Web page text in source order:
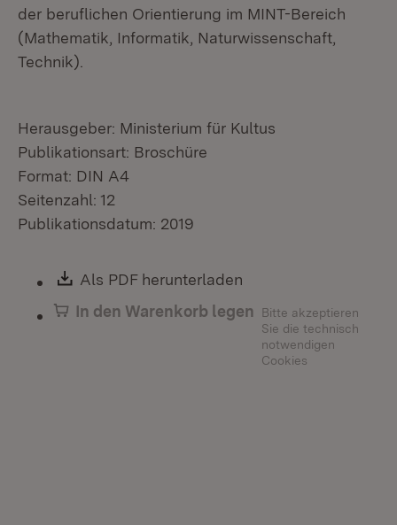
der beruflichen Orientierung im MINT-Bereich
(Mathematik, Informatik, Naturwissenschaft,
Technik).
Herausgeber: Ministerium für Kultus
Publikationsart: Broschüre
Format: DIN A4
Seitenzahl: 12
Publikationsdatum: 2019
Download:
Als PDF herunterladen
In den Warenkorb legen
Bitte akzeptieren
Sie die technisch
notwendigen
Cookies